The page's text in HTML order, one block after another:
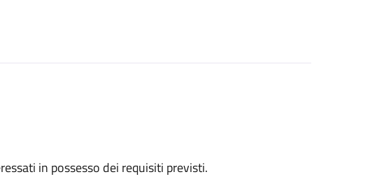
in possesso dei requisiti previsti.